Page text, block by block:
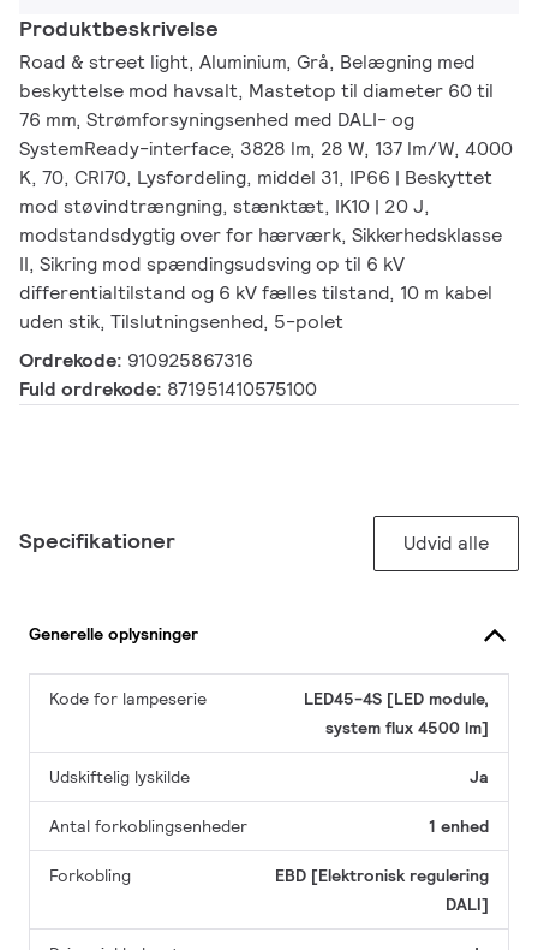
Produktbeskrivelse
Road & street light, Aluminium, Grå, Belægning med
beskyttelse mod havsalt, Mastetop til diameter 60 til
76 mm, Strømforsyningsenhed med DALI- og
SystemReady-interface, 3828 lm, 28 W, 137 lm/W, 4000
K, 70, CRI70, Lysfordeling, middel 31, IP66 | Beskyttet
mod støvindtrængning, stænktæt, IK10 | 20 J,
modstandsdygtig over for hærværk, Sikkerhedsklasse
II, Sikring mod spændingsudsving op til 6 kV
differentialtilstand og 6 kV fælles tilstand, 10 m kabel
uden stik, Tilslutningsenhed, 5-polet
Ordrekode: 910925867316
Fuld ordrekode: 871951410575100
Specifikationer Udvid alle
Generelle oplysninger
Kode for lampeserie
LED45-4S [LED module,
system flux 4500 lm]
Udskiftelig lyskilde Ja
Antal forkoblingsenheder 1 enhed
Forkobling
EBD [Elektronisk regulering
DALI]